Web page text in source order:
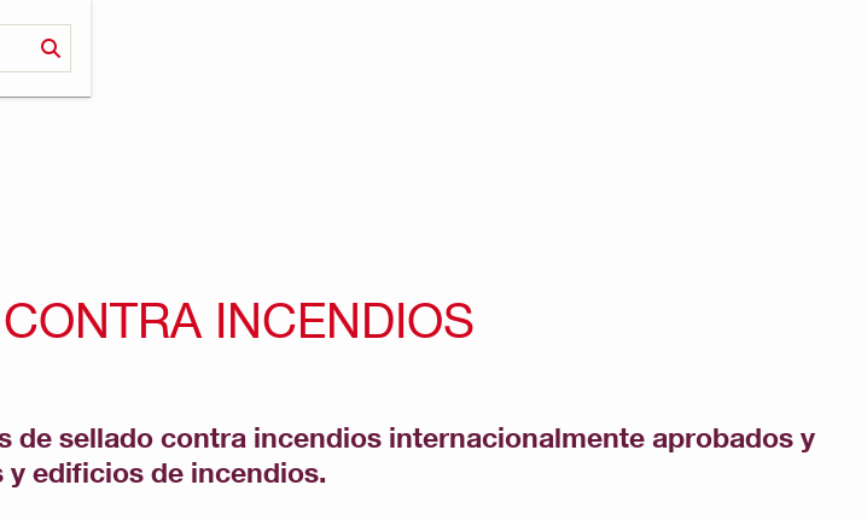
INCENDIOS
de sellado contra incendios internacionalmente aprobados y
edificios de incendios.